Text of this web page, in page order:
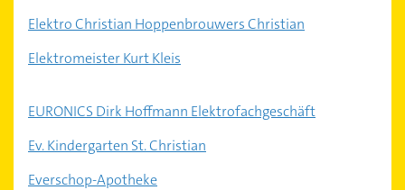
Elektro Christian Hoppenbrouwers Christian
Elektromeister Kurt Kleis
EURONICS Dirk Hoffmann Elektrofachgeschäft
Ev. Kindergarten St. Christian
Everschop-Apotheke